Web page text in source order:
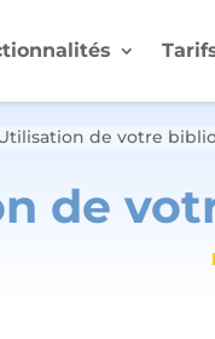
de votre
de